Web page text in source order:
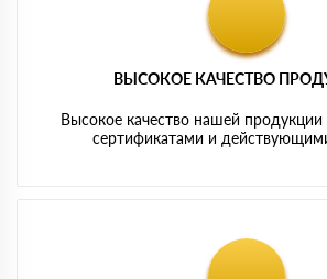
ВЫСОКОЕ КАЧЕСТВО
Высокое качество нашей
сертификатами и